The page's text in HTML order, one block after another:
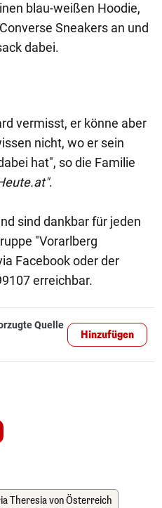
blau-weißen Hoodie,
Sneakers an und
dabei.
vermisst, er könne aber
nicht, wo er sein
hat", so die Familie
.
sind dankbar für jeden
"Vorarlberg
Facebook oder der
erreichbar.
Quelle
Hinzufügen
Theresia von Österreich